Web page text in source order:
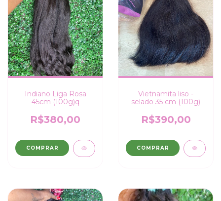
Indiano Liga Rosa
45cm (100g)q
R$380,00
COMPRAR
Vietnamita liso -
selado 35 cm (100g)
R$390,00
COMPRAR